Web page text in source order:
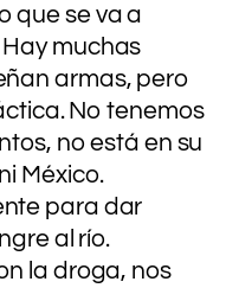
que se va a
muchas
armas, pero
No tenemos
no está en su
México.
para dar
al río.
la droga, nos